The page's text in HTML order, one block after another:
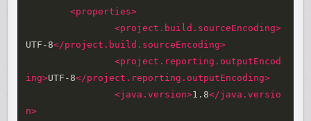
<properties>
<project.build.sourceEncoding>
UTF-8</project.build.sourceEncoding>
<project.reporting.outputEncod
ing>UTF-8</project.reporting.outputEncoding>
<java.version>1.8</java.versio
n>